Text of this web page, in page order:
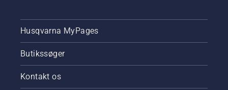
Husqvarna MyPages
Butikssøger
Kontakt os